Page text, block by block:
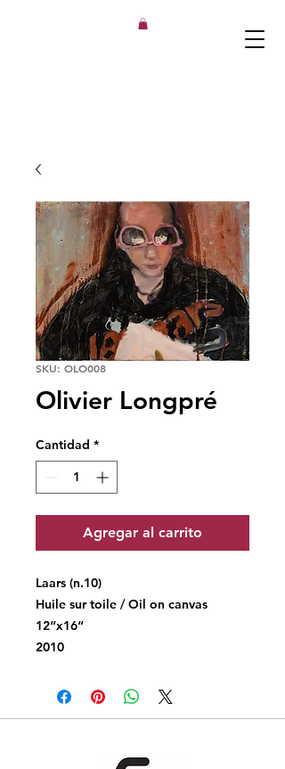
SKU: OLO008
Olivier Longpré
Cantidad *
Agregar al carrito
Laars (n.10)
Huile sur toile / Oil on canvas
12“x16“
2010